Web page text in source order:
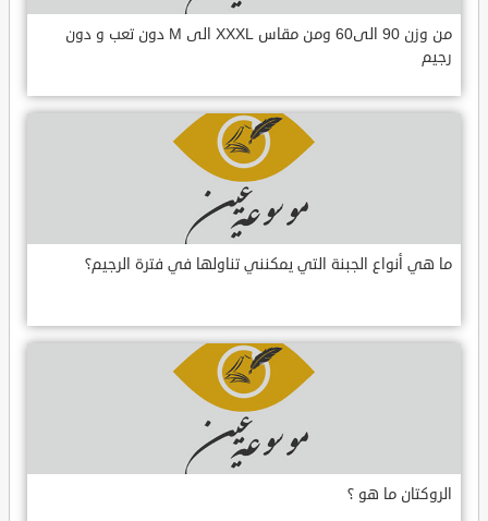
من وزن 90 الى60 ومن مقاس XXXL الى M دون تعب و دون
رجيم
ما هي أنواع الجبنة التي يمكنني تناولها في فترة الرجيم؟
الروكتان ما هو ؟